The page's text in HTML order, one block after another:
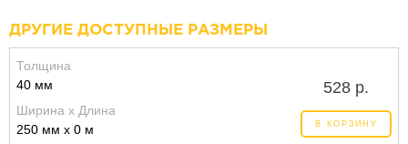
ДРУГИЕ ДОСТУПНЫЕ РАЗМЕРЫ
Толщина
40 мм
Ширина x Длина
250 мм x 0 м
528 р.
В КОРЗИНУ